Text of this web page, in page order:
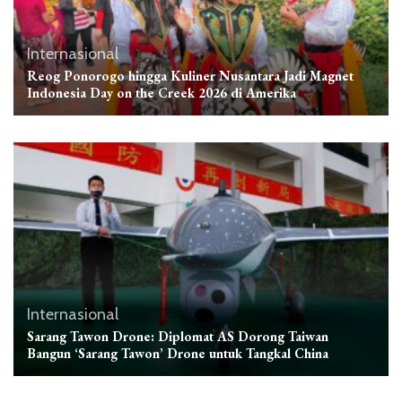
Internasional
Reog Ponorogo hingga Kuliner Nusantara Jadi Magnet
Indonesia Day on the Creek 2026 di Amerika
Internasional
Sarang Tawon Drone: Diplomat AS Dorong Taiwan
Bangun ‘Sarang Tawon’ Drone untuk Tangkal China